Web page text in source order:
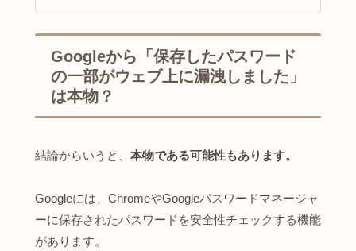
Googleから「保存したパスワード
の一部がウェブ上に漏洩しました」
は本物？
結論からいうと、 本物である可能性もあります。
Googleには、ChromeやGoogleパスワードマネージャ
ーに保存されたパスワードを安全性チェックする機能
があります。